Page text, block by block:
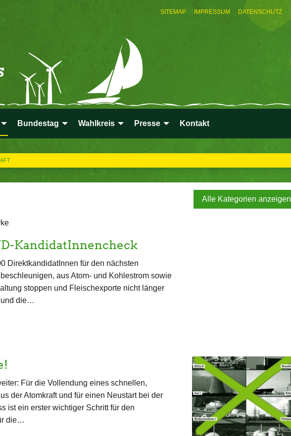
SITEMAP IMPRESSUM DATENSCHUTZ
Bundestag Wahlkreis Presse Kontakt
Alle Kategorien anzeigen
KandidatInnencheck
DirektkandidatInnen für den nächsten
aus Atom- und Kohlestrom sowie
stoppen und Fleischexporte nicht länger
und die…
Für die Vollendung eines schnellen,
der Atomkraft und für einen Neustart bei der
ist ein erster wichtiger Schritt für den
die…